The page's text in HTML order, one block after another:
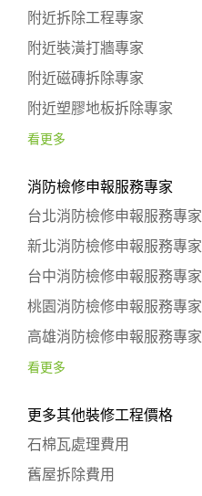
附近拆除工程專家
附近裝潢打牆專家
附近磁磚拆除專家
附近塑膠地板拆除專家
看更多
消防檢修申報服務專家
台北消防檢修申報服務專家
新北消防檢修申報服務專家
台中消防檢修申報服務專家
桃園消防檢修申報服務專家
高雄消防檢修申報服務專家
看更多
更多其他裝修工程價格
石棉瓦處理費用
舊屋拆除費用